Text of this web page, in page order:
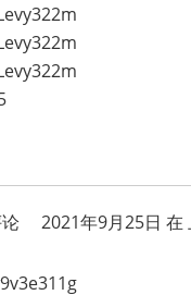
2021年9月25日 在